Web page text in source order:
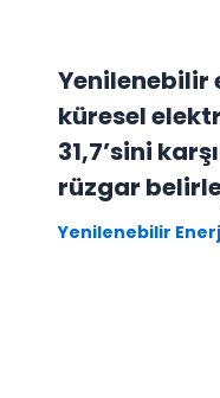
Yenilenebilir
küresel
31,7’sini
rüzgar
Yenilenebilir